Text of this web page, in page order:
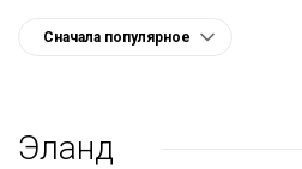
Эланд